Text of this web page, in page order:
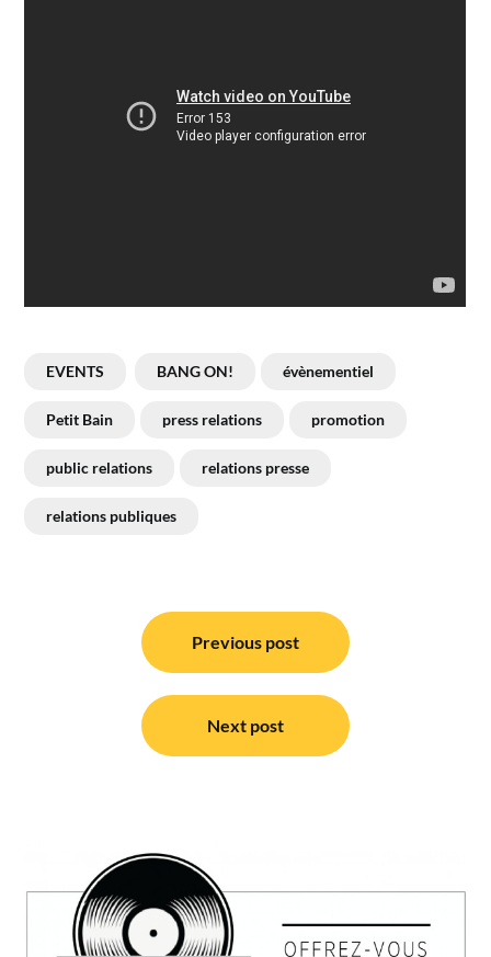
EVENTS BANG ON! évènementiel
Petit Bain press relations promotion
public relations relations presse
relations publiques
Navigation
Previous post
Next post